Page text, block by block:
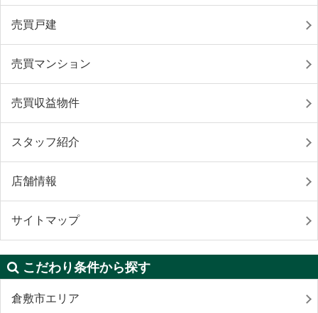
売買戸建
売買マンション
売買収益物件
スタッフ紹介
店舗情報
サイトマップ
こだわり条件から探す
倉敷市エリア